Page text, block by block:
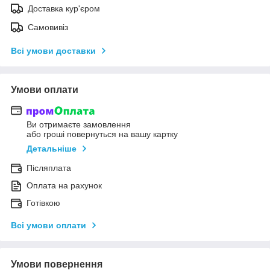
Доставка кур'єром
Самовивіз
Всі умови доставки
Умови оплати
Ви отримаєте замовлення
або гроші повернуться на вашу картку
Детальніше
Післяплата
Оплата на рахунок
Готівкою
Всі умови оплати
Умови повернення